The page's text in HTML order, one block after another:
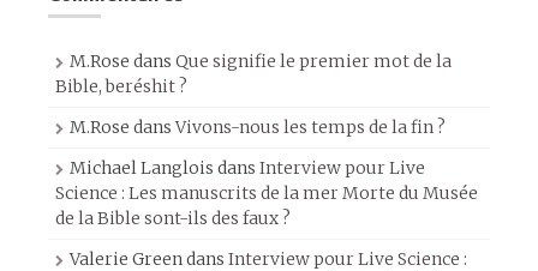
M.Rose dans Que signifie le premier mot de la
Bible, beréshit ?
M.Rose dansVivons-nous les temps de la fin ?
Michael Langlois dans Interview pour Live
Science : Les manuscrits de la mer Morte du Musée
de la Bible sont-ils des faux ?
Valerie Greendans Interview pour Live Science :